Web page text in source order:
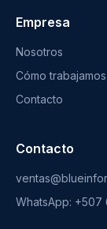
Empresa
Nosotros
Cómo trabajamos
Contacto
Contacto
WhatsApp: +507